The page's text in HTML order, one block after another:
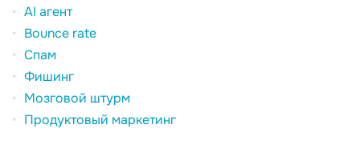
AI агент
Bounce rate
Спам
Фишинг
Мозговой штурм
Продуктовый маркетинг